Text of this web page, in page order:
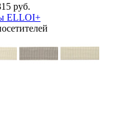
руб.
ELLOI+